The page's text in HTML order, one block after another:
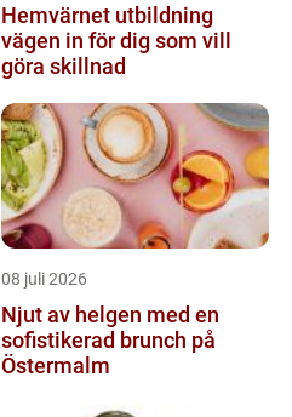
Hemvärnet utbildning
vägen in för dig som vill
göra skillnad
08 juli 2026
Njut av helgen med en
sofistikerad brunch på
Östermalm